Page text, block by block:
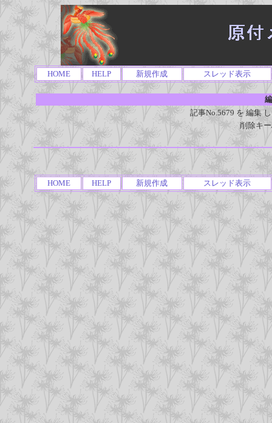
HOME HELP 新規作成 スレッド表示
記事No.5679 を 編集
削除キ
HOME HELP 新規作成 スレッド表示